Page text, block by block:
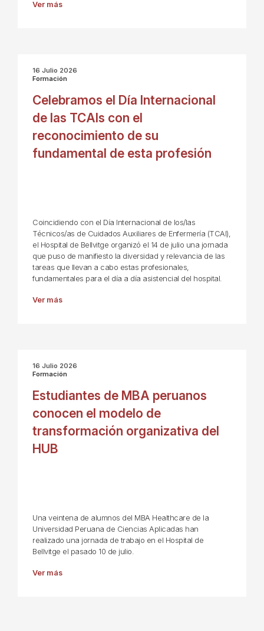
Ver más
16 Julio 2026
Formación
Celebramos el Día Internacional
de las TCAIs con el
reconocimiento de su
fundamental de esta profesión
Coincidiendo con el Día Internacional de los/las
Técnicos/as de Cuidados Auxiliares de Enfermería (TCAI),
el Hospital de Bellvitge organizó el 14 de julio una jornada
que puso de manifiesto la diversidad y relevancia de las
tareas que llevan a cabo estas profesionales,
fundamentales para el día a día asistencial del hospital.
Ver más
16 Julio 2026
Formación
Estudiantes de MBA peruanos
conocen el modelo de
transformación organizativa del
HUB
Una veintena de alumnos del MBA Healthcare de la
Universidad Peruana de Ciencias Aplicadas han
realizado una jornada de trabajo en el Hospital de
Bellvitge el pasado 10 de julio.
Ver más